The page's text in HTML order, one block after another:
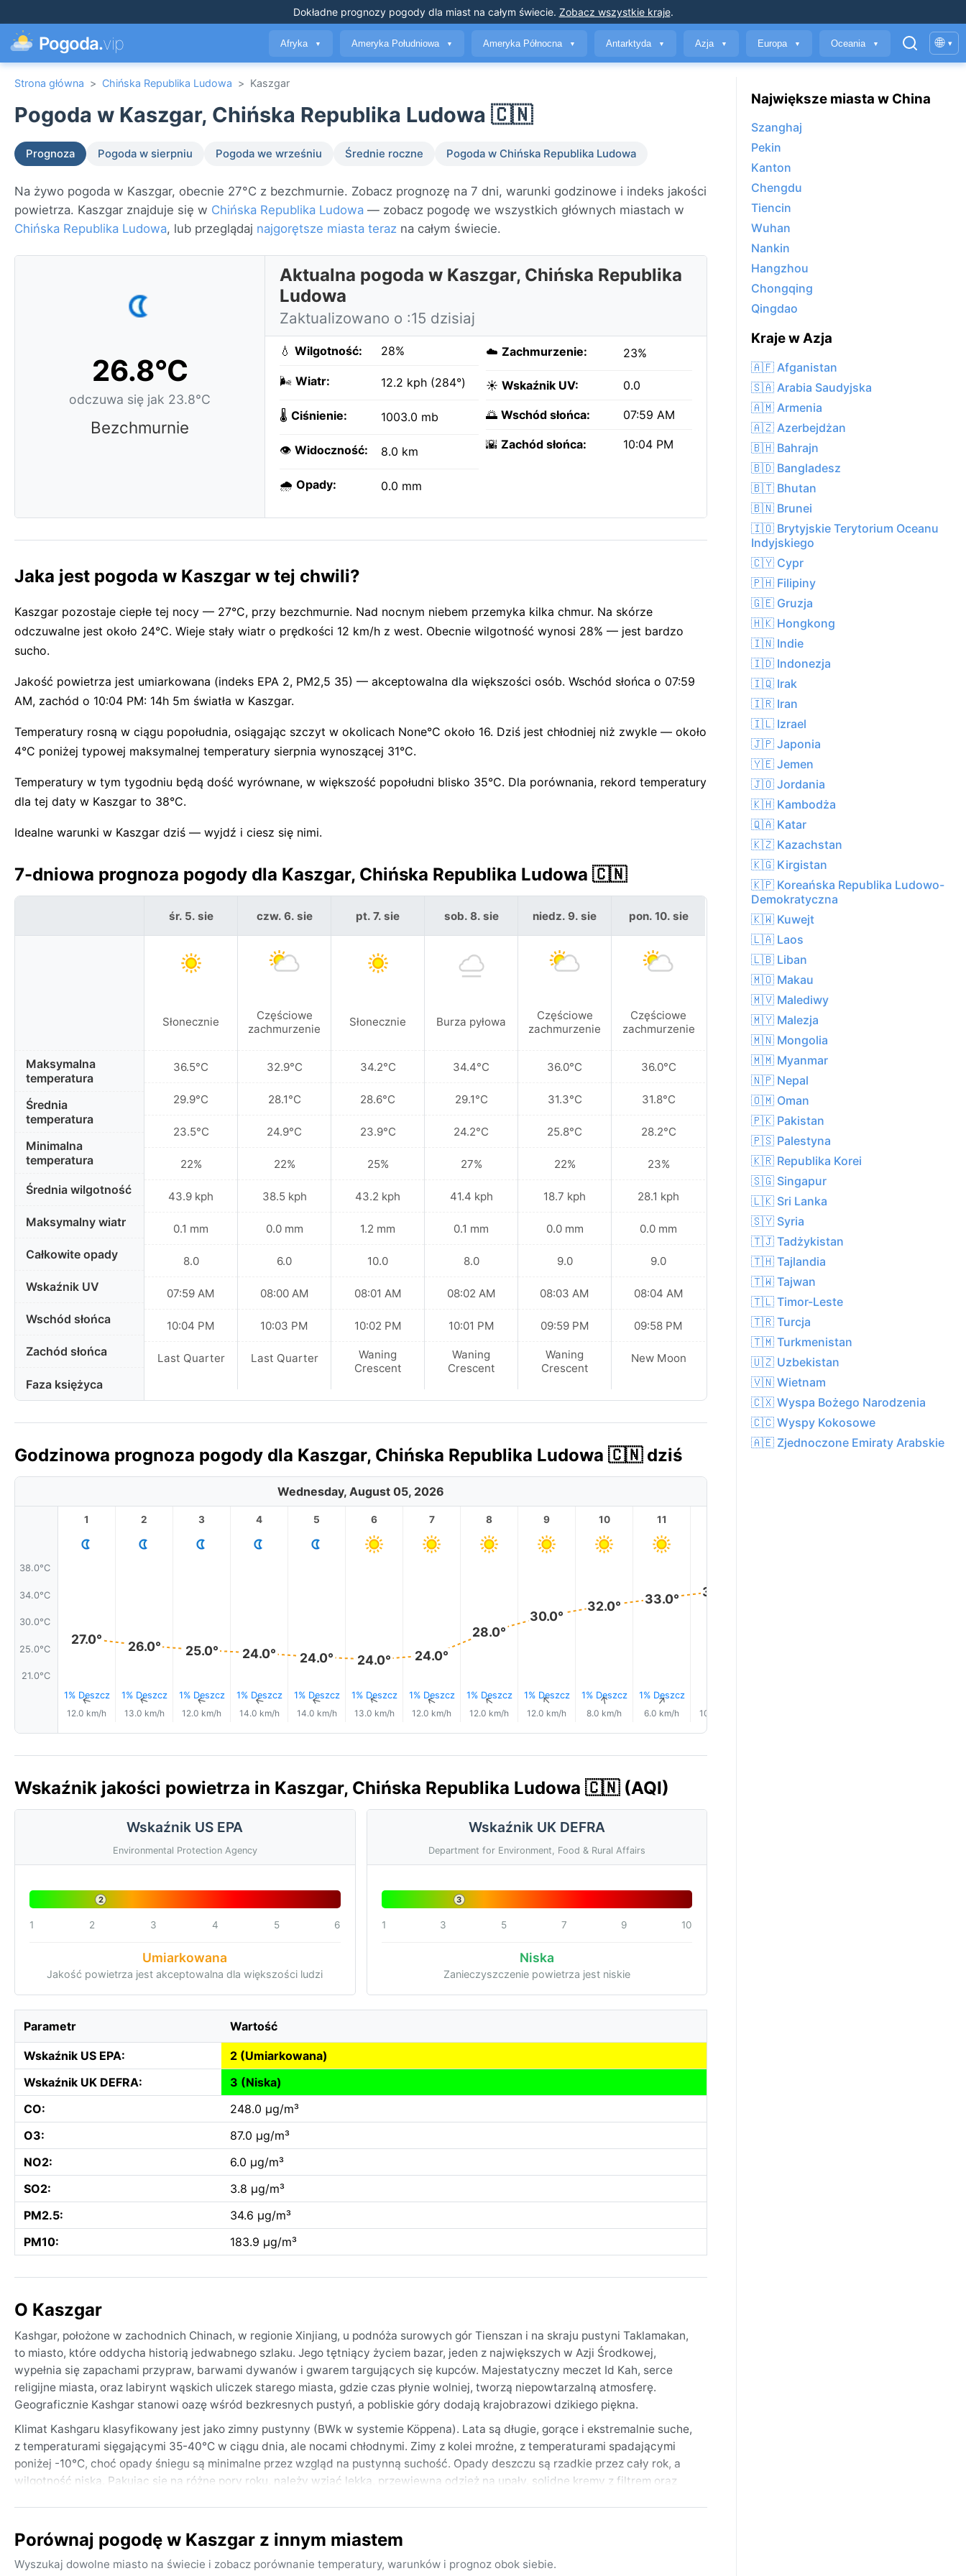
Dokładne prognozy pogodydla miast na całym świecie. Zobacz wszystkie kraje.
Pogoda.vip Afryka ▼ Ameryka Południowa ▼ Ameryka Północna ▼ Antarktyda ▼ Azja ▼ Europa ▼ Oceania ▼ 🌐 ▾
Strona główna > Chińska Republika Ludowa > Kaszgar
Pogoda w Kaszgar, Chińska Republika Ludowa 🇨🇳
Prognoza Pogoda w sierpniu Pogoda we wrześniu Średnie roczne Pogoda w Chińska Republika Ludowa
Na żywo pogoda w Kaszgar, obecnie 27°C z bezchmurnie. Zobacz prognozę na 7 dni, warunki godzinowe i indeks jakości
powietrza. Kaszgar znajduje się w Chińska Republika Ludowa — zobacz pogodę we wszystkich głównych miastach w
Chińska Republika Ludowa, lub przeglądaj najgorętsze miasta teraz na całym świecie.
26.8°C
odczuwa się jak 23.8°C
Bezchmurnie
Aktualna pogoda w Kaszgar, Chińska Republika
Ludowa
Zaktualizowano o :15 dzisiaj
💧 Wilgotność: 28%
🌬️ Wiatr: 12.2 kph (284°)
🌡️ Ciśnienie: 1003.0 mb
👁️ Widoczność: 8.0 km
🌧️ Opady: 0.0 mm
☁️ Zachmurzenie: 23%
☀️ Wskaźnik UV: 0.0
🌅 Wschód słońca: 07:59 AM
🌇 Zachód słońca: 10:04 PM
Jaka jest pogoda w Kaszgar w tej chwili?
Kaszgar pozostaje ciepłe tej nocy — 27°C, przy bezchmurnie. Nad nocnym niebem przemyka kilka chmur. Na skórze
odczuwalne jest około 24°C. Wieje stały wiatr o prędkości 12 km/h z west. Obecnie wilgotność wynosi 28% — jest bardzo
sucho.
Jakość powietrza jest umiarkowana (indeks EPA 2, PM2,5 35) — akceptowalna dla większości osób. Wschód słońca o 07:59
AM, zachód o 10:04 PM: 14h 5m światła w Kaszgar.
Temperatury rosną w ciągu popołudnia, osiągając szczyt w okolicach None°C około 16. Dziś jest chłodniej niż zwykle — około
4°C poniżej typowej maksymalnej temperatury sierpnia wynoszącej 31°C.
Temperatury w tym tygodniu będą dość wyrównane, w większość popołudni blisko 35°C. Dla porównania, rekord temperatury
dla tej daty w Kaszgar to 38°C.
Idealne warunki w Kaszgar dziś — wyjdź i ciesz się nimi.
7-dniowa prognoza pogody dla Kaszgar, Chińska Republika Ludowa 🇨🇳
Maksymalna
temperatura
Średnia
temperatura
Minimalna
temperatura
Średnia wilgotność
Maksymalny wiatr
Całkowite opady
Wskaźnik UV
Wschód słońca
Zachód słońca
Faza księżyca
śr. 5. sie
Słonecznie
36.5°C
29.9°C
23.5°C
22%
43.9 kph
0.1 mm
8.0
07:59 AM
10:04 PM
Last Quarter
czw. 6. sie
Częściowe
zachmurzenie
32.9°C
28.1°C
24.9°C
22%
38.5 kph
0.0 mm
6.0
08:00 AM
10:03 PM
Last Quarter
pt. 7. sie
Słonecznie
34.2°C
28.6°C
23.9°C
25%
43.2 kph
1.2 mm
10.0
08:01 AM
10:02 PM
Waning
Crescent
sob. 8. sie
Burza pyłowa
34.4°C
29.1°C
24.2°C
27%
41.4 kph
0.1 mm
8.0
08:02 AM
10:01 PM
Waning
Crescent
niedz. 9. sie
Częściowe
zachmurzenie
36.0°C
31.3°C
25.8°C
22%
18.7 kph
0.0 mm
9.0
08:03 AM
09:59 PM
Waning
Crescent
pon. 10. sie
Częściowe
zachmurzenie
36.0°C
31.8°C
28.2°C
23%
28.1 kph
0.0 mm
9.0
08:04 AM
09:58 PM
New Moon
Godzinowa prognoza pogody dla Kaszgar, Chińska Republika Ludowa 🇨🇳 dziś
Wednesday, August 05, 2026
38.0°C
34.0°C
30.0°C
25.0°C
21.0°C
1
27.0°
1% Deszcz
↑
12.0 km/h
2
26.0°
1% Deszcz
↑
13.0 km/h
3
25.0°
1% Deszcz
↑
12.0 km/h
4
24.0°
1% Deszcz
↑
14.0 km/h
5
24.0°
1% Deszcz
↑
14.0 km/h
6
24.0°
1% Deszcz
↑
13.0 km/h
7
24.0°
1% Deszcz
↑
12.0 km/h
8
28.0°
1% Deszcz
↑
12.0 km/h
9
30.0°
1% Deszcz
↑
12.0 km/h
10
32.0°
1% Deszcz
↑
8.0 km/h
11
33.0°
1% Deszcz
↑
6.0 km/h
34.0°
10.0 km/h
Wskaźnik jakości powietrza in Kaszgar, Chińska Republika Ludowa 🇨🇳 (AQI)
Wskaźnik US EPA
Environmental Protection Agency
2
1 2 3 4 5 6
Umiarkowana
Jakość powietrza jest akceptowalna dla większości ludzi
Wskaźnik UK DEFRA
Department for Environment, Food & Rural Affairs
3
1 3 5 7 9 10
Niska
Zanieczyszczenie powietrza jest niskie
Parametr Wartość
Wskaźnik US EPA:
2 (Umiarkowana)
Wskaźnik UK DEFRA:
3 (Niska)
CO:
248.0 µg/m³
O3:
87.0 µg/m³
NO2:
6.0 µg/m³
SO2:
3.8 µg/m³
PM2.5:
34.6 µg/m³
PM10:
183.9 µg/m³
O Kaszgar
Kashgar, położone w zachodnich Chinach, w regionie Xinjiang, u podnóża surowych gór Tienszan i na skraju pustyni Taklamakan,
to miasto, które oddycha historią jedwabnego szlaku. Jego tętniący życiem bazar, jeden z największych w Azji Środkowej,
wypełnia się zapachami przypraw, barwami dywanów i gwarem targujących się kupców. Majestatyczny meczet Id Kah, serce
religijne miasta, oraz labirynt wąskich uliczek starego miasta, gdzie czas płynie wolniej, tworzą niepowtarzalną atmosferę.
Geograficznie Kashgar stanowi oazę wśród bezkresnych pustyń, a pobliskie góry dodają krajobrazowi dzikiego piękna.
Klimat Kashgaru klasyfikowany jest jako zimny pustynny (BWk w systemie Köppena). Lata są długie, gorące i ekstremalnie suche,
z temperaturami sięgającymi 35-40°C w ciągu dnia, ale nocami chłodnymi. Zimy z kolei mroźne, z temperaturami spadającymi
poniżej -10°C, choć opady śniegu są minimalne przez wzgląd na pustynną suchość. Opady deszczu są rzadkie przez cały rok, a
wilgotność niska. Pakując się na różne pory roku, należy wziąć lekką, przewiewną odzież na upały, solidne kremy z filtrem oraz
temperatury są przyjemnie umiarkowane. Wiosną często występują gwałtowne burze piaskowe, zwane fenami, które mogą
ograniczyć widoczność i utrudnić zwiedzanie. Zimą możliwe są silne, lodowate wiatry, a latem fale upałów. Kashgar nie
Porównaj pogodę w Kaszgar z innym miastem
Wyszukaj dowolne miasto na świecie i zobacz porównanie temperatury, warunków i prognoz obok siebie.
Największe miasta w China
Szanghaj
Pekin
Kanton
Chengdu
Tiencin
Wuhan
Nankin
Hangzhou
Chongqing
Qingdao
Kraje w Azja
🇦🇫 Afganistan
🇸🇦 Arabia Saudyjska
🇦🇲 Armenia
🇦🇿 Azerbejdżan
🇧🇭 Bahrajn
🇧🇩 Bangladesz
🇧🇹 Bhutan
🇧🇳 Brunei
🇮🇴 Brytyjskie Terytorium Oceanu
Indyjskiego
🇨🇾 Cypr
🇵🇭 Filipiny
🇬🇪 Gruzja
🇭🇰 Hongkong
🇮🇳 Indie
🇮🇩 Indonezja
🇮🇶 Irak
🇮🇷 Iran
🇮🇱 Izrael
🇯🇵 Japonia
🇾🇪 Jemen
🇯🇴 Jordania
🇰🇭 Kambodża
🇶🇦 Katar
🇰🇿 Kazachstan
🇰🇬 Kirgistan
🇰🇵 Koreańska Republika Ludowo-
Demokratyczna
🇰🇼 Kuwejt
🇱🇦 Laos
🇱🇧 Liban
🇲🇴 Makau
🇲🇻 Malediwy
🇲🇾 Malezja
🇲🇳 Mongolia
🇲🇲 Myanmar
🇳🇵 Nepal
🇴🇲 Oman
🇵🇰 Pakistan
🇵🇸 Palestyna
🇰🇷 Republika Korei
🇸🇬 Singapur
🇱🇰 Sri Lanka
🇸🇾 Syria
🇹🇯 Tadżykistan
🇹🇭 Tajlandia
🇹🇼 Tajwan
🇹🇱 Timor-Leste
🇹🇷 Turcja
🇹🇲 Turkmenistan
🇺🇿 Uzbekistan
🇻🇳 Wietnam
🇨🇽 Wyspa Bożego Narodzenia
🇨🇨 Wyspy Kokosowe
🇦🇪 Zjednoczone Emiraty Arabskie